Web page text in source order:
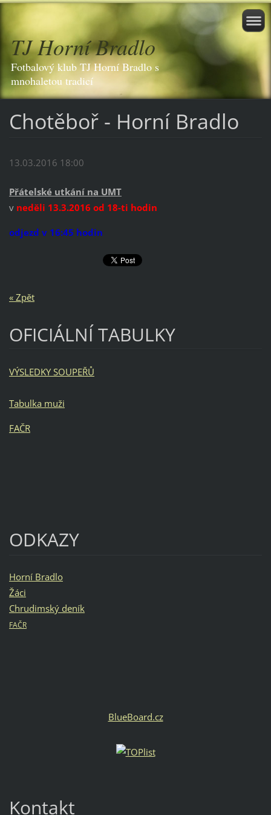
TJ Horní Bradlo
Fotbalový klub TJ Horní Bradlo s
mnohaletou tradicí
Chotěboř - Horní Bradlo
13.03.2016 18:00
Přátelské utkání na UMT
v neděli 13.3.2016 od 18-ti hodin
odjezd v 16:45 hodin
« Zpět
OFICIÁLNÍ TABULKY
VÝSLEDKY SOUPEŘŮ
Tabulka muži
FAČR
ODKAZY
Horní Bradlo
Žáci
Chrudimský deník
FAČR
BlueBoard.cz
Kontakt